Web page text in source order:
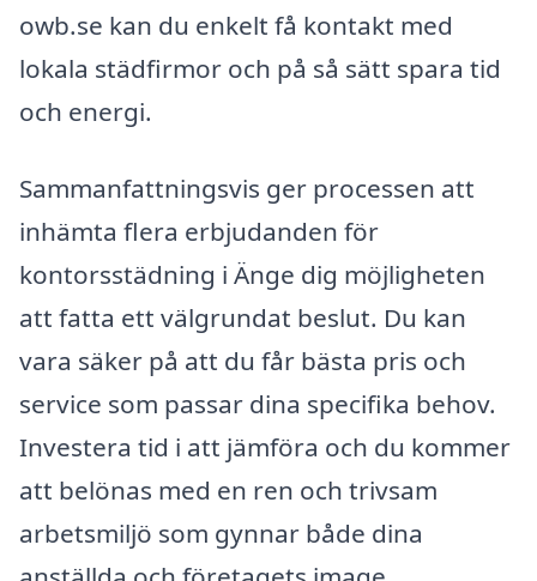
owb.se kan du enkelt få kontakt med
lokala städfirmor och på så sätt spara tid
och energi.
Sammanfattningsvis ger processen att
inhämta flera erbjudanden för
kontorsstädning i Änge dig möjligheten
att fatta ett välgrundat beslut. Du kan
vara säker på att du får bästa pris och
service som passar dina specifika behov.
Investera tid i att jämföra och du kommer
att belönas med en ren och trivsam
arbetsmiljö som gynnar både dina